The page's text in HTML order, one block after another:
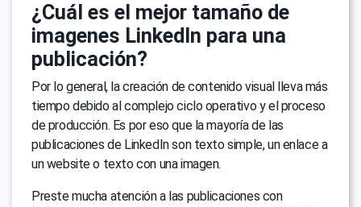
¿Cuál es el mejor tamaño de
imagenes LinkedIn para una
publicación?
Por lo general, la creación de contenido visual lleva más
tiempo debido al complejo ciclo operativo y el proceso
de producción. Es por eso que la mayoría de las
publicaciones de LinkedIn son texto simple, un enlace a
un website o texto con una imagen.
Preste mucha atención a las publicaciones con